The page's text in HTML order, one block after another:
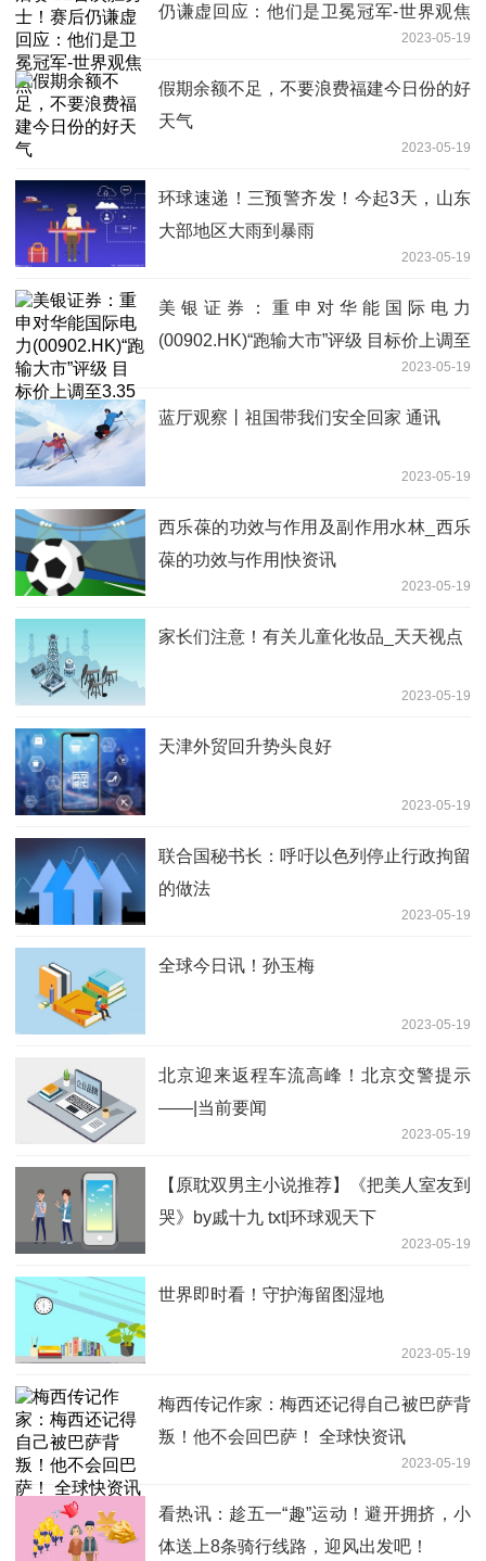
仍谦虚回应：他们是卫冕冠军-世界观焦
2023-05-19
假期余额不足，不要浪费福建今日份的好
天气
2023-05-19
环球速递！三预警齐发！今起3天，山东
大部地区大雨到暴雨
2023-05-19
美银证券：重申对华能国际电力
(00902.HK)“跑输大市”评级 目标价上调至
2023-05-19
蓝厅观察丨祖国带我们安全回家 通讯
2023-05-19
西乐葆的功效与作用及副作用水林_西乐
葆的功效与作用|快资讯
2023-05-19
家长们注意！有关儿童化妆品_天天视点
2023-05-19
天津外贸回升势头良好
2023-05-19
联合国秘书长：呼吁以色列停止行政拘留
的做法
2023-05-19
全球今日讯！孙玉梅
2023-05-19
北京迎来返程车流高峰！北京交警提示
——|当前要闻
2023-05-19
【原耽双男主小说推荐】《把美人室友到
哭》by戚十九 txt|环球观天下
2023-05-19
世界即时看！守护海留图湿地
2023-05-19
梅西传记作家：梅西还记得自己被巴萨背
叛！他不会回巴萨！ 全球快资讯
2023-05-19
看热讯：趁五一“趣”运动！避开拥挤，小
体送上8条骑行线路，迎风出发吧！